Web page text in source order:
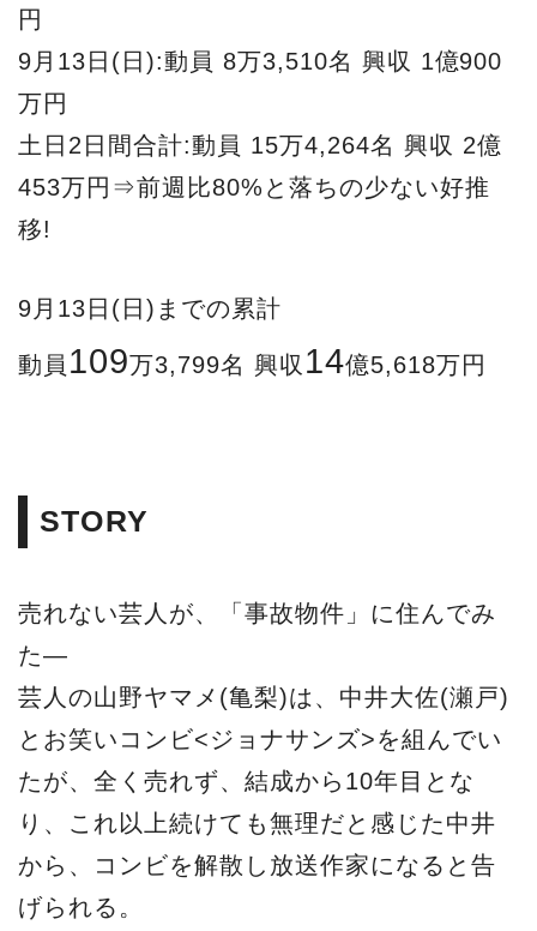
円
9月13日(日):動員 8万3,510名 興収 1億900
万円
土日2日間合計:動員 15万4,264名 興収 2億
453万円⇒前週比80%と落ちの少ない好推
移!
9月13日(日)までの累計
動員 109万3,799名 興収 14億5,618万円
STORY
売れない芸人が、「事故物件」に住んでみ
た―
芸人の山野ヤマメ(亀梨)は、中井大佐(瀬戸)
とお笑いコンビ<ジョナサンズ>を組んでい
たが、全く売れず、結成から10年目とな
り、これ以上続けても無理だと感じた中井
から、コンビを解散し放送作家になると告
げられる。